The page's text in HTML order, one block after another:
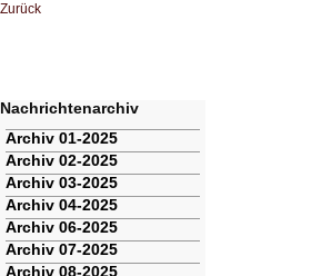
Zurück
Nachrichtenarchiv
Navigation
überspringen
Archiv 01-2025
Archiv 02-2025
Archiv 03-2025
Archiv 04-2025
Archiv 06-2025
Archiv 07-2025
Archiv 08-2025